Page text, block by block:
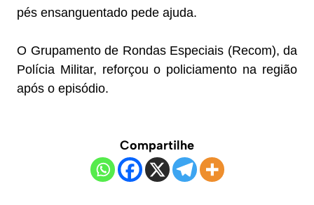
pés ensanguentado pede ajuda.
O Grupamento de Rondas Especiais (Recom), da
Polícia Militar, reforçou o policiamento na região
após o episódio.
Compartilhe